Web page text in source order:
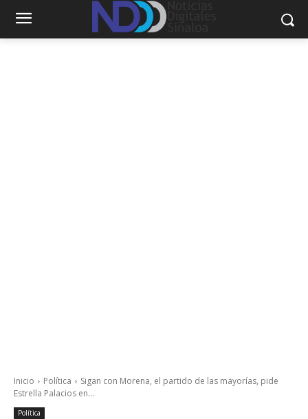
Inicio Política
Sigan con Morena, el partido de las mayorías, pide
Estrella Palacios en...
Política